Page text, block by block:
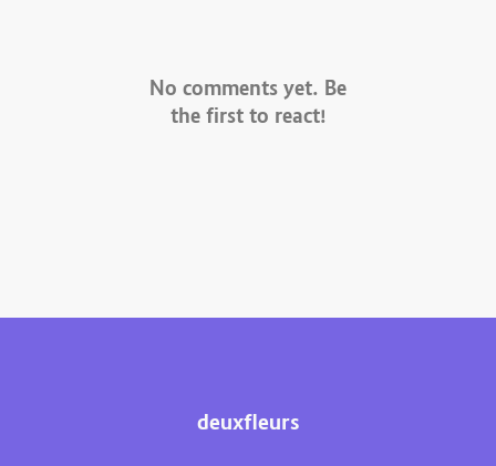
No comments yet. Be
the first to react!
deuxfleurs